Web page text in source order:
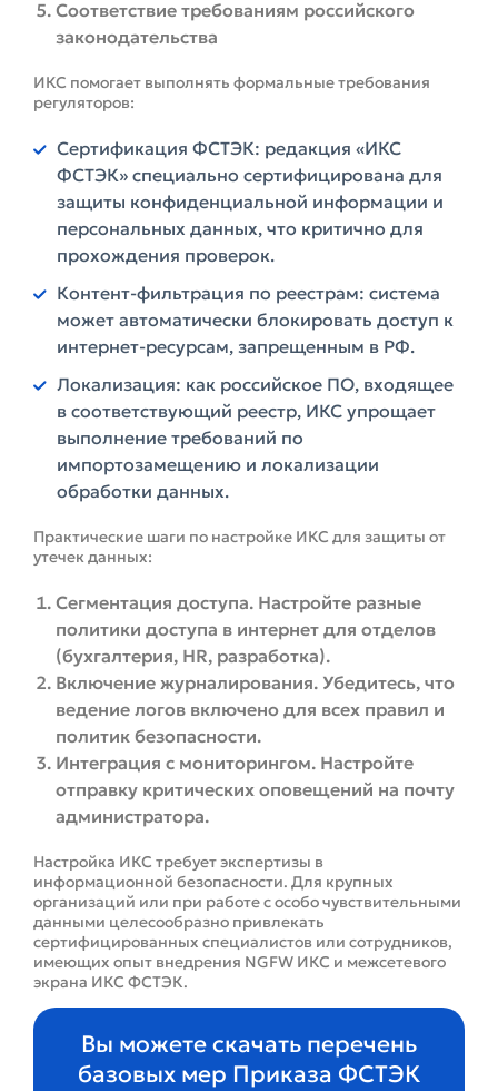
Соответствие требованиям российского
законодательства
ИКС помогает выполнять формальные требования
регуляторов:
Сертификация ФСТЭК: редакция «ИКС
ФСТЭК» специально сертифицирована для
защиты конфиденциальной информации и
персональных данных, что критично для
прохождения проверок.
Контент-фильтрация по реестрам: система
может автоматически блокировать доступ к
интернет-ресурсам, запрещенным в РФ.
Локализация: как российское ПО, входящее
в соответствующий реестр, ИКС упрощает
выполнение требований по
импортозамещению и локализации
обработки данных.
Практические шаги по настройке ИКС для защиты от
утечек данных:
Сегментация доступа. Настройте разные
политики доступа в интернет для отделов
(бухгалтерия, HR, разработка).
Включение журналирования. Убедитесь, что
ведение логов включено для всех правил и
политик безопасности.
Интеграция с мониторингом. Настройте
отправку критических оповещений на почту
администратора.
Настройка ИКС требует экспертизы в
информационной безопасности. Для крупных
организаций или при работе с особо чувствительными
данными целесообразно привлекать
сертифицированных специалистов или сотрудников,
имеющих опыт внедрения NGFW ИКС и межсетевого
экрана ИКС ФСТЭК.
Вы можете скачать перечень
базовых мер Приказа ФСТЭК